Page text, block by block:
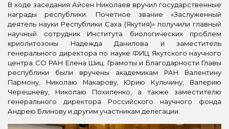
В ходе заседания Айсен Николаев вручил государственные
награды республики. Почетное звание «Заслуженный
деятель науки Республики Саха (Якутия)» получили главный
научный сотрудник Института биологических проблем
криолитозоны Надежда Данилова и заместитель
генерального директора по науке ФИЦ Якутского научного
центра СО РАН Елена Шиц. Грамоты и Благодарности Главы
республики были вручены академикам РАН Валентину
Пармону, Николаю Макарову, Юрию Кульчину, Валерию
Черешневу, Николаю Похиленко, а также заместителю
генерального директора Российского научного фонда
Андрею Блинову и другим участникам делегации.